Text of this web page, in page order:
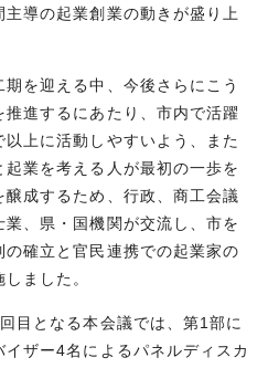
導の起業創業の動きが盛り上
を迎える中、今後さらにこう
進するにあたり、市内で活躍
上に活動しやすいよう、また
起業を考える人が最初の一歩を
成するため、行政、商工会議
、県・国機関が交流し、市を
確立と官民連携での起業家の
ました。
目となる本会議では、第1部に
ザー4名によるパネルディスカ